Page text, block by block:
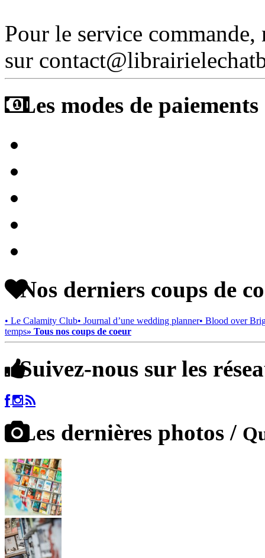
Pour le service
sur
Les modes de
Nos derniers coups de
• Le Calamity Club• Journal d’une wedding planner• Blood over
temps» Tous nos coups de coeur
Suivez-nous sur les
Les dernières photos /